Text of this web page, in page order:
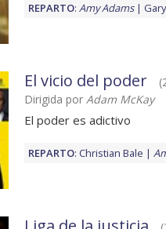
REPARTO: Amy Adams
El vicio del poder
Dirigida por Adam McKay
El poder es adictivo
REPARTO: Christian Bale